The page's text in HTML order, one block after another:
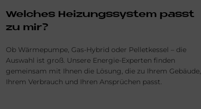
Wel­ches Hei­zungs­sy­stem passt
zu mir?
Ob Wärmepumpe, Gas-Hybrid oder Pelletkessel – die
Auswahl ist groß. Unsere Energie-Experten finden
gemeinsam mit Ihnen die Lösung, die zu Ihrem Gebäude,
Ihrem Verbrauch und Ihren Ansprüchen passt.